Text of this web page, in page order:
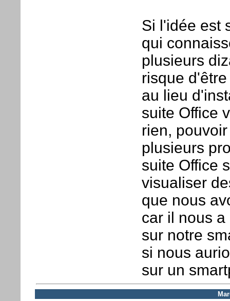
Si l'idée est
qui
plusieurs
risque
au lieu
suite Office
rien,
plusieurs
suite Office
visualiser
que nous
car il nous
sur notre
si nous
sur un